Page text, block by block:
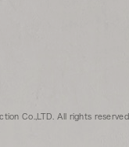
Co.,LTD. All rights reserved.